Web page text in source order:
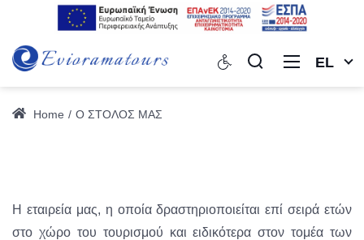
EL
Home Ο ΣΤΟΛΟΣ ΜΑΣ
Η εταιρεία μας, η οποία δραστηριοποιείται επί σειρά ετών
στο χώρο του τουρισμού και ειδικότερα στον τομέα των